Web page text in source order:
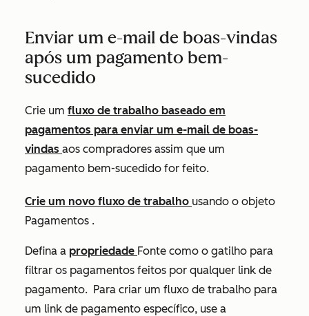
Enviar um e-mail de boas-vindas
após um pagamento bem-
sucedido
Crie um fluxo de trabalho baseado em
pagamentos para enviar um e-mail de boas-
vindas aos compradores assim que um
pagamento bem-sucedido for feito.
Crie um novo fluxo de trabalho usando o objeto
Pagamentos .
Defina a propriedade Fonte como o gatilho para
filtrar os pagamentos feitos por qualquer link de
pagamento. Para criar um fluxo de trabalho para
um link de pagamento específico, use a